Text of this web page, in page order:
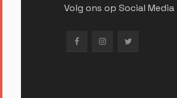
Volg ons op Social Media